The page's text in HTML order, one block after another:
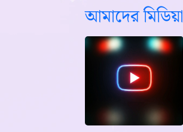
আমাদের মিডিয়া